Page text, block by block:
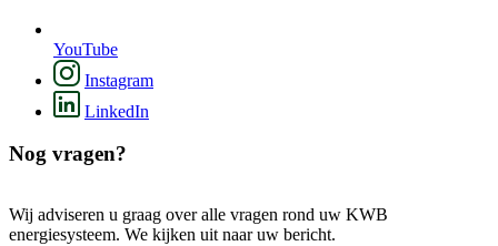
YouTube
Instagram
LinkedIn
Nog vragen?
Wij adviseren u graag over alle vragen rond uw KWB
energiesysteem. We kijken uit naar uw bericht.